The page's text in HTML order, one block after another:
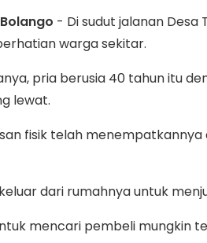
Bolango - Di sudut jalanan Desa
warga sekitar.
pria berusia 40 tahun itu
lewat.
fisik telah
dari rumahnya untuk
mencari pembeli mungkin